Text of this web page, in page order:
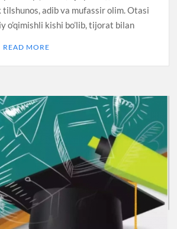
adib va mufassir olim. Otasi
o’qimishli kishi bo’lib, tijorat bilan
READ MORE